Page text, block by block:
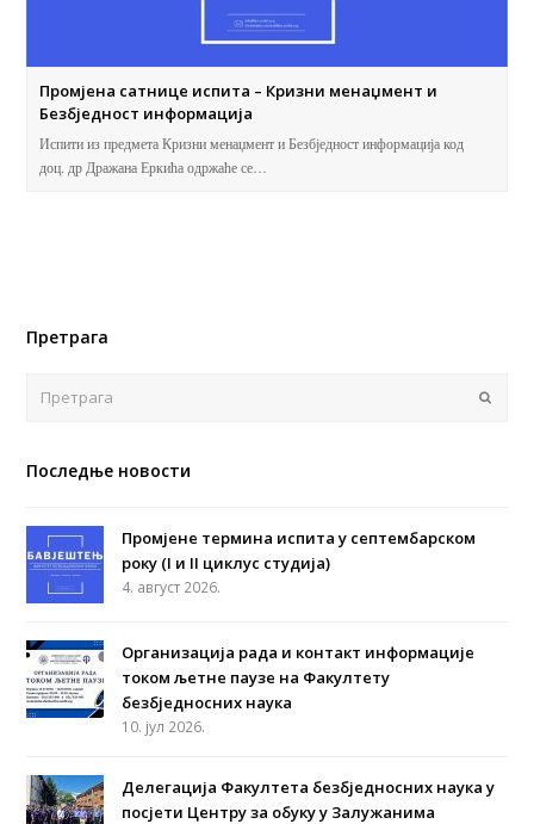
Промјена сатнице испита – Кризни менаџмент и
Безбједност информација
Испити из предмета Кризни менаџмент и Безбједност информација код
доц. др Дражана Еркића одржаће се…
Претрага
Последње новости
Промјене термина испита у септембарском
року (I и II циклус студија)
4. август 2026.
Организација рада и контакт информације
током љетне паузе на Факултету
безбједносних наука
10. јул 2026.
Делегација Факултета безбједносних наука у
посјети Центру за обуку у Залужанима